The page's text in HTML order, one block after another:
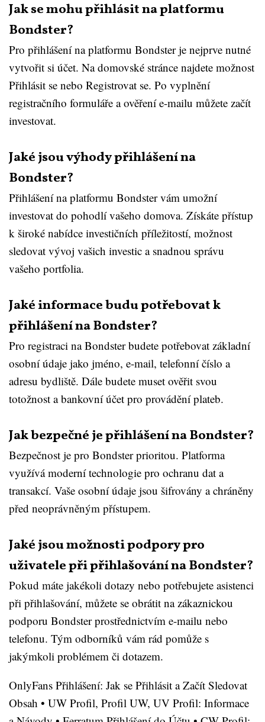
Jak se mohu přihlásit na platformu
Bondster?
Pro přihlášení na platformu Bondster je nejprve nutné
vytvořit si účet. Na domovské stránce najdete možnost
Přihlásit se nebo Registrovat se. Po vyplnění
registračního formuláře a ověření e-mailu můžete začít
investovat.
Jaké jsou výhody přihlášení na
Bondster?
Přihlášení na platformu Bondster vám umožní
investovat do pohodlí vašeho domova. Získáte přístup
k široké nabídce investičních příležitostí, možnost
sledovat vývoj vašich investic a snadnou správu
vašeho portfolia.
Jaké informace budu potřebovat k
přihlášení na Bondster?
Pro registraci na Bondster budete potřebovat základní
osobní údaje jako jméno, e-mail, telefonní číslo a
adresu bydliště. Dále budete muset ověřit svou
totožnost a bankovní účet pro provádění plateb.
Jak bezpečné je přihlášení na Bondster?
Bezpečnost je pro Bondster prioritou. Platforma
využívá moderní technologie pro ochranu dat a
transakcí. Vaše osobní údaje jsou šifrovány a chráněny
před neoprávněným přístupem.
Jaké jsou možnosti podpory pro
uživatele při přihlašování na Bondster?
Pokud máte jakékoli dotazy nebo potřebujete asistenci
při přihlašování, můžete se obrátit na zákaznickou
podporu Bondster prostřednictvím e-mailu nebo
telefonu. Tým odborníků vám rád pomůže s
jakýmkoli problémem či dotazem.
OnlyFans Přihlášení: Jak se Přihlásit a Začít Sledovat
Obsah • UW Profil, Profil UW, UV Profil: Informace